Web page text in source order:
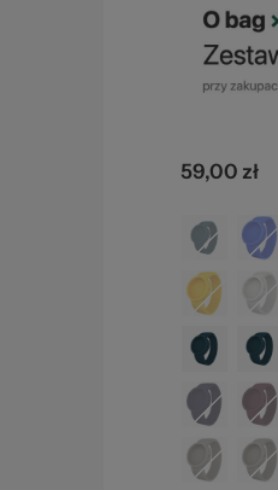
59,00 zł